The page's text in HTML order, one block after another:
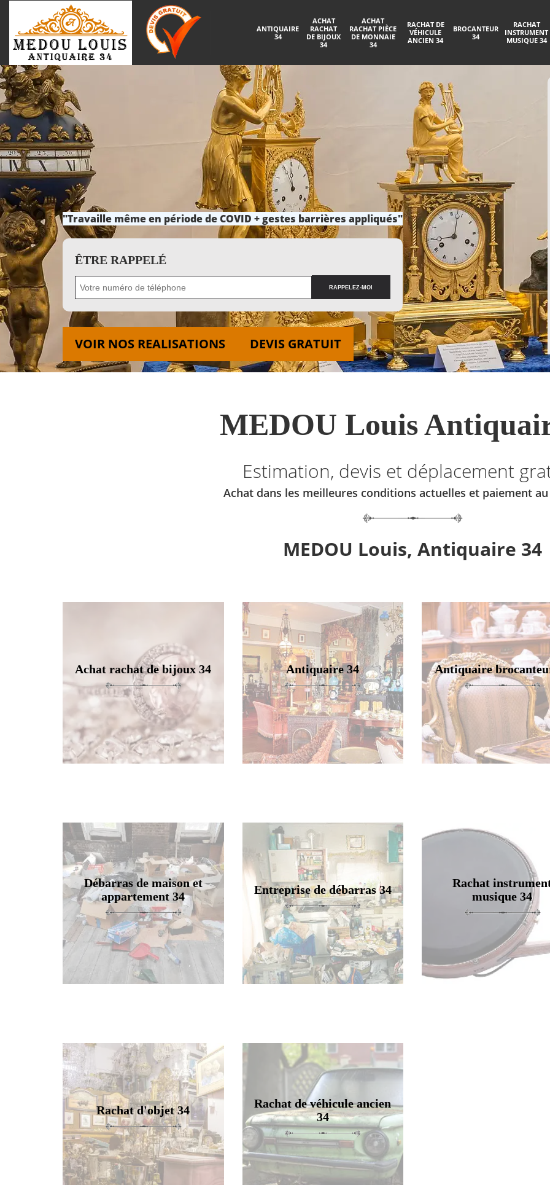
ANTIQUAIRE
34
ACHAT
RACHAT
DE BIJOUX
34
ACHAT
RACHAT PIÈCE
DE MONNAIE
34
RACHAT DE
VÉHICULE
ANCIEN 34
BROCANTEUR
34
RACHAT
INSTRUMENT
MUSIQUE 34
"Travaille même en période de COVID + gestes barrières appliqués"
ÊTRE RAPPELÉ
VOIR NOS REALISATIONS DEVIS GRATUIT
MEDOU Louis
Estimation, devis et déplacement
Achat dans les meilleures conditions actuelles et paiement
MEDOU Louis, Antiquaire 34
Achat rachat de bijoux 34 Antiquaire 34 Antiquaire
Débarras de maison et
appartement 34
Entreprise de débarras 34
Rachat
musique 34
Rachat d'objet 34
Rachat de véhicule ancien
34